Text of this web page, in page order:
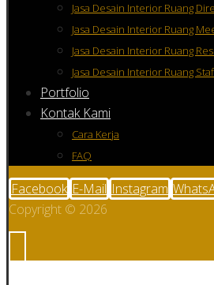
Jasa Desain Interior Ruang
Jasa Desain Interior Ruang
Jasa Desain Interior Ruang
Jasa Desain Interior Ruang
Portfolio
Kontak Kami
Cara Kerja
FAQ
Facebook E-Mail Instagram
Copyright © 2026